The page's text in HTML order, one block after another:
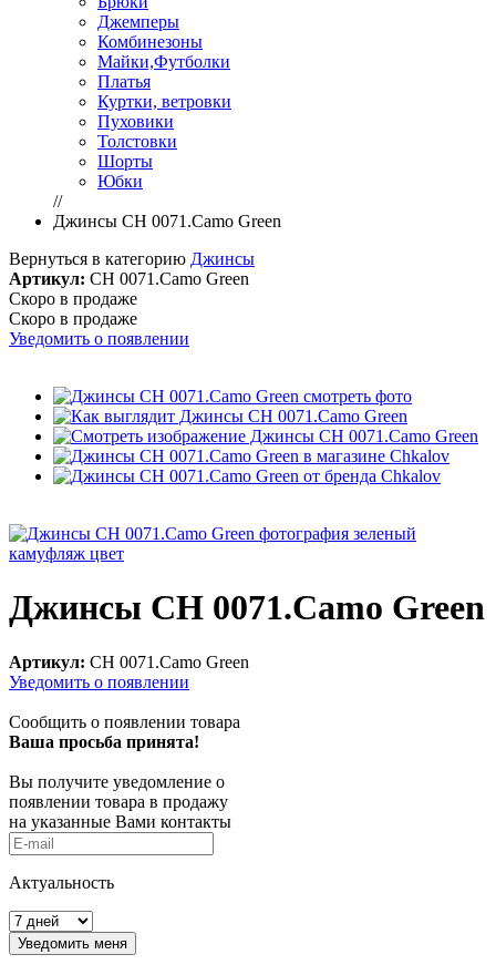
Джемперы
Комбинезоны
Майки,Футболки
Платья
Куртки, ветровки
Пуховики
Толстовки
Шорты
Юбки
//
Джинсы CH 0071.Camo Green
Вернуться в категорию Джинсы
Артикул: CH 0071.Camo Green
Скоро в продаже
Скоро в продаже
Уведомить о появлении
Джинсы CH 0071.Camo Green
Артикул: CH 0071.Camo Green
Уведомить о появлении
Сообщить о появлении товара
Ваша просьба принята!
Вы получите уведомление о
появлении товара в продажу
на указанные Вами контакты
Актуальность